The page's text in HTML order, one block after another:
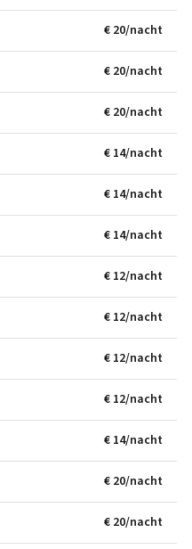
€ 20/nacht
€ 20/nacht
€ 20/nacht
€ 14/nacht
€ 14/nacht
€ 14/nacht
€ 12/nacht
€ 12/nacht
€ 12/nacht
€ 12/nacht
€ 14/nacht
€ 20/nacht
€ 20/nacht